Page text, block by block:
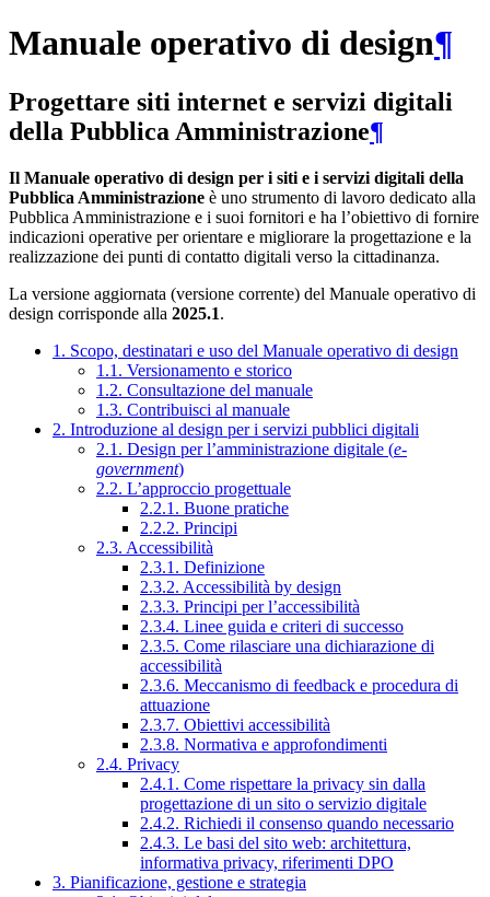
Manuale operativo di design¶
Progettare siti internet e servizi digitali
della Pubblica Amministrazione¶
Il Manuale operativo di design per i siti e i servizi digitali della
Pubblica Amministrazione è uno strumento di lavoro dedicato alla
Pubblica Amministrazione e i suoi fornitori e ha l’obiettivo di fornire
indicazioni operative per orientare e migliorare la progettazione e la
realizzazione dei punti di contatto digitali verso la cittadinanza.
La versione aggiornata (versione corrente) del Manuale operativo di
design corrisponde alla 2025.1.
1. Scopo, destinatari e uso del Manuale operativo di design
1.1. Versionamento e storico
1.2. Consultazione del manuale
1.3. Contribuisci al manuale
2. Introduzione al design per i servizi pubblici digitali
2.1. Design per l’amministrazione digitale (e-
government)
2.2. L’approccio progettuale
2.2.1. Buone pratiche
2.2.2. Principi
2.3. Accessibilità
2.3.1. Definizione
2.3.2. Accessibilità by design
2.3.3. Principi per l’accessibilità
2.3.4. Linee guida e criteri di successo
2.3.5. Come rilasciare una dichiarazione di
accessibilità
2.3.6. Meccanismo di feedback e procedura di
attuazione
2.3.7. Obiettivi accessibilità
2.3.8. Normativa e approfondimenti
2.4. Privacy
2.4.1. Come rispettare la privacy sin dalla
progettazione di un sito o servizio digitale
2.4.2. Richiedi il consenso quando necessario
2.4.3. Le basi del sito web: architettura,
informativa privacy, riferimenti DPO
3. Pianificazione, gestione e strategia